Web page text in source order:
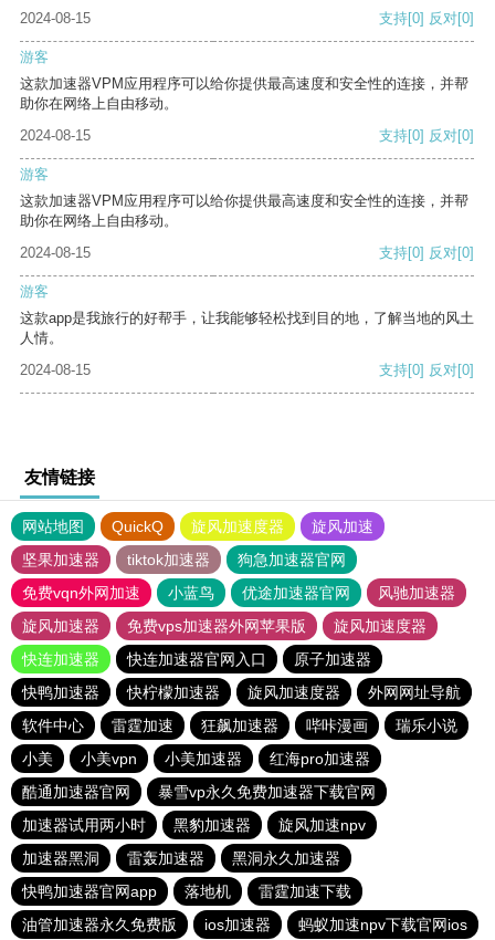
2024-08-15 支持[0] 反对[0]
游客
这款加速器VPM应用程序可以给你提供最高速度和安全性的连接，并帮
助你在网络上自由移动。
2024-08-15
支持[0] 反对[0]
游客
这款加速器VPM应用程序可以给你提供最高速度和安全性的连接，并帮
助你在网络上自由移动。
2024-08-15
支持[0] 反对[0]
游客
这款app是我旅行的好帮手，让我能够轻松找到目的地，了解当地的风土
人情。
2024-08-15
支持[0] 反对[0]
友情链接
网站地图 QuickQ 旋风加速度器
旋风加速
坚果加速器
tiktok加速器
狗急加速器官网
免费vqn外网加速
小蓝鸟 优途加速器官网
风驰加速器
旋风加速器
免费vps加速器外网苹果版
旋风加速度器
快连加速器
快连加速器官网入口
原子加速器
快鸭加速器
快柠檬加速器 旋风加速度器
外网网址导航
软件中心
雷霆加速 狂飙加速器 哔咔漫画
瑞乐小说
小美
小美vpn 小美加速器
红海pro加速器
酷通加速器官网
暴雪vp永久免费加速器下载官网
加速器试用两小时
黑豹加速器
旋风加速npv
加速器黑洞
雷轰加速器
黑洞永久加速器
快鸭加速器官网app
落地机
雷霆加速下载
油管加速器永久免费版
ios加速器 蚂蚁加速npv下载官网ios